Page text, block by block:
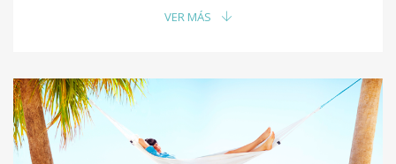
VER MÁS